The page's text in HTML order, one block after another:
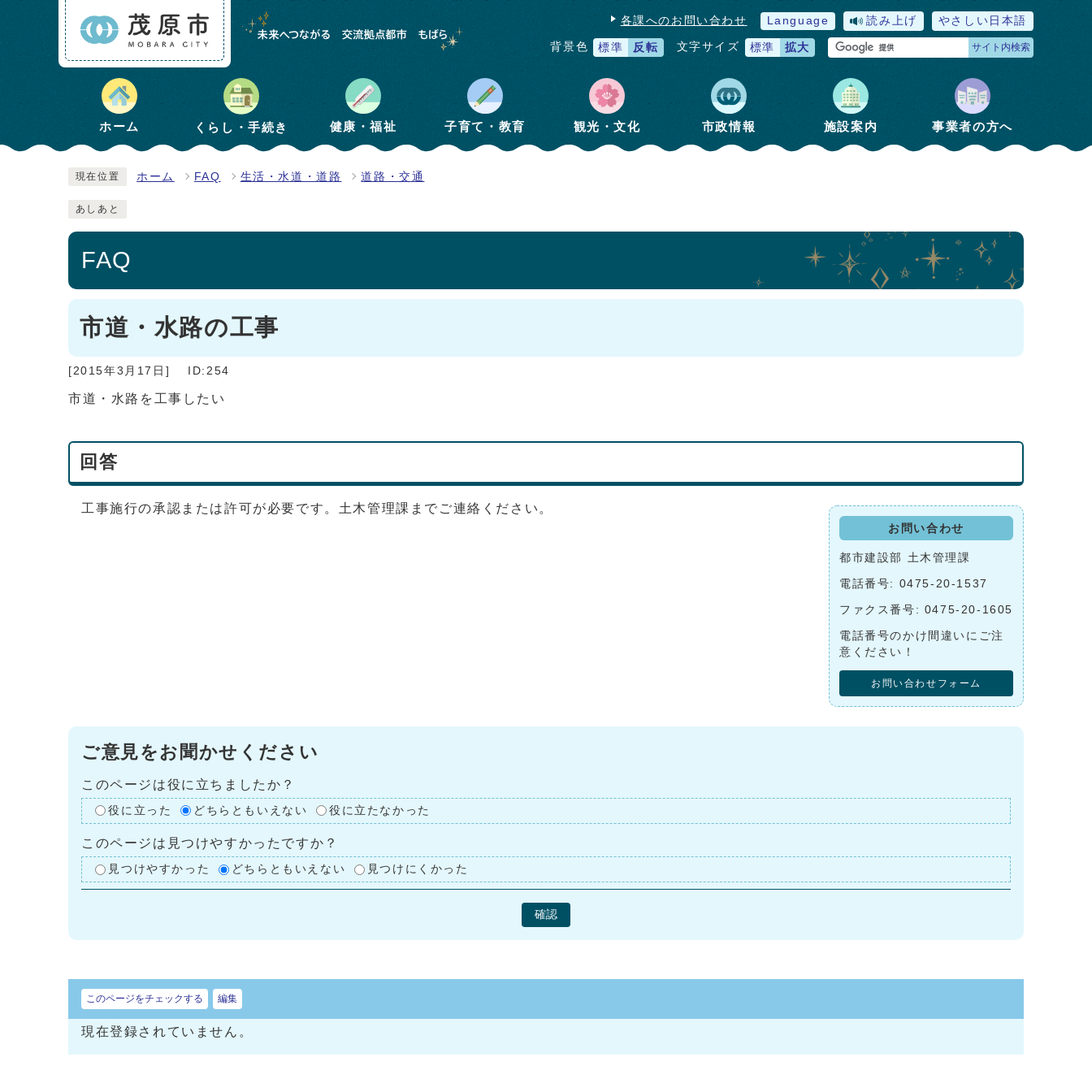
各課へのお問い合わせ Language 読み上げ やさしい日本語
背景色 標準 反転 文字サイズ 標準 拡大 サイト内検索
ホーム くらし・手続き 健康・福祉 子育て・教育 観光・文化 市政情報 施設案内 事業者の方へ
現在位置 ホーム FAQ 生活・水道・道路 道路・交通
あしあと
FAQ
市道・水路の工事
[2015年3月17日] ID:254
市道・水路を工事したい
回答
工事施行の承認または許可が必要です。土木管理課までご連絡ください。
お問い合わせ
都市建設部 土木管理課
電話番号: 0475-20-1537
ファクス番号: 0475-20-1605
電話番号のかけ間違いにご注
意ください！
お問い合わせフォーム
ご意見をお聞かせください
このページは役に立ちましたか？
役に立った どちらともいえない 役に立たなかった
このページは見つけやすかったですか？
見つけやすかった どちらともいえない 見つけにくかった
確認
このページをチェックする 編集
現在登録されていません。